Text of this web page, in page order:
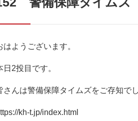
はようございます。
日2投目です。
さんは警備保障タイムズをご存知で
kh-t.jp/index.html